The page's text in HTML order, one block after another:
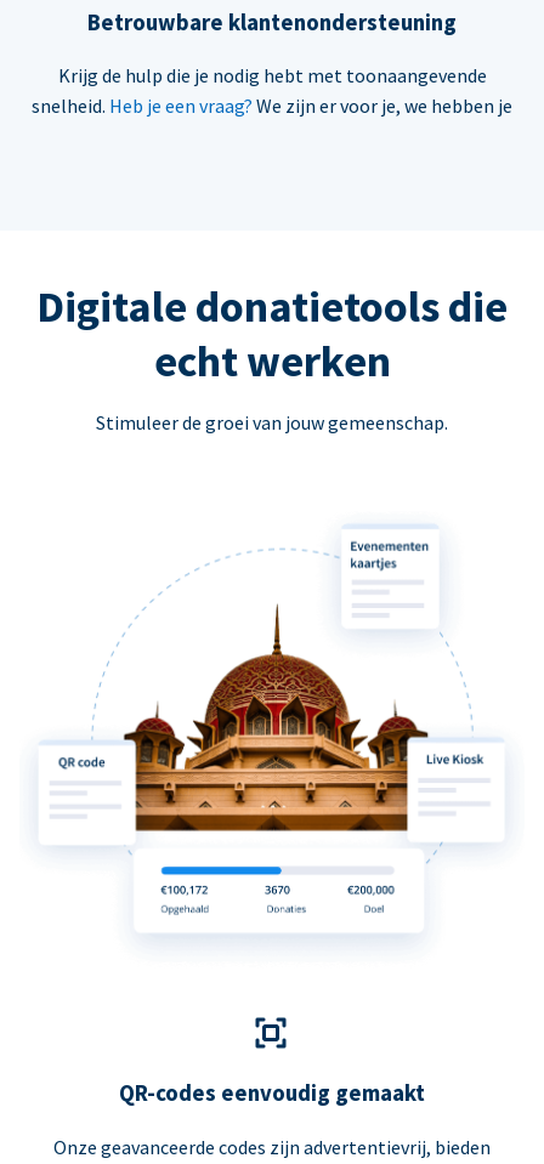
Betrouwbare klantenondersteuning
Krijg de hulp die je nodig hebt met toonaangevende
snelheid. Heb je een vraag? We zijn er voor je, we hebben je
Digitale donatietools die
echt werken
Stimuleer de groei van jouw gemeenschap.
QR-codes eenvoudig gemaakt
Onze geavanceerde codes zijn advertentievrij, bieden